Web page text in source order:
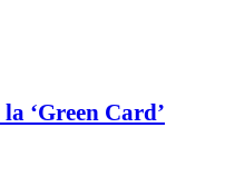
‘Green Card’